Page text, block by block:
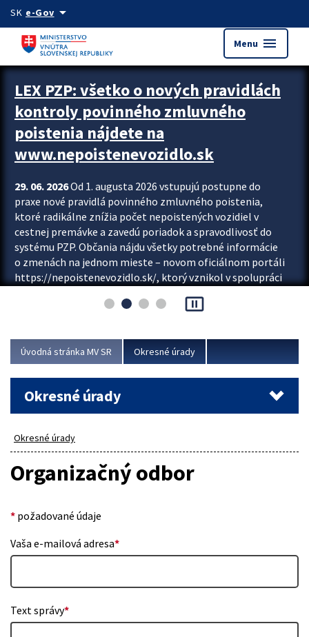
Preskocit na hlavný obsah
SK e-Govarrow_drop_down
Menu menu
Zastavit automatický posun upútavok
LEX PZP: všetko o nových pravidlách
kontroly povinného zmluvného
poistenia nájdete na
www.nepoistenevozidlo.sk
29. 06. 2026Od 1. augusta 2026 vstupujú postupne do
praxe nové pravidlá povinného zmluvného poistenia,
ktoré radikálne znížia počet nepoistených vozidiel v
cestnej premávke a zavedú poriadok a spravodlivosť do
systému PZP. Občania nájdu všetky potrebné informácie
o zmenách na jednom mieste – novom oficiálnom portáli
https://nepoistenevozidlo.sk/, ktorý vznikol v spolupráci
asociácie poisťovní (SLASPO) a Ministerstva vnútra SR.
Viac
pause_presentation
Úvodná stránka MV SR Okresné úrady
Okresné úrady
Okresné úrady
Organizačný odbor
* požadované údaje
Vaša e-mailová adresa*
Text správy*